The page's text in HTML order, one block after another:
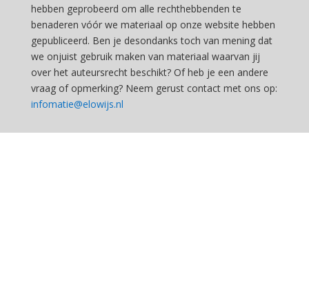
hebben geprobeerd om alle rechthebbenden te
benaderen vóór we materiaal op onze website hebben
gepubliceerd. Ben je desondanks toch van mening dat
we onjuist gebruik maken van materiaal waarvan jij
over het auteursrecht beschikt? Of heb je een andere
vraag of opmerking? Neem gerust contact met ons op:
infomatie@elowijs.nl